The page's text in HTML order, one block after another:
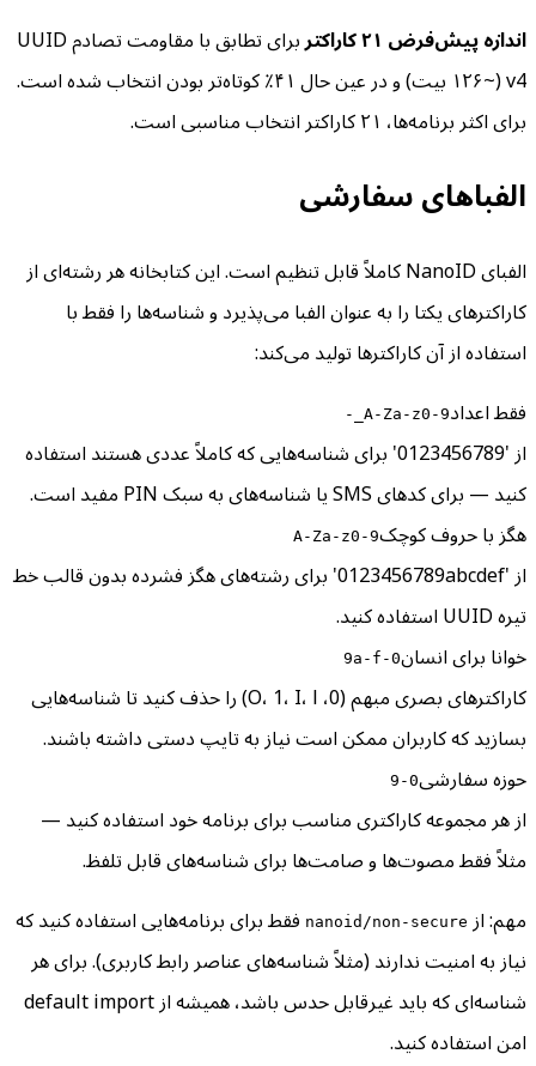
اندازه پیش‌فرض ۲۱ کاراکتر
برای تطابق با مقاومت تصادم UUID
v4 (~۱۲۶ بیت) و در عین حال ۴۱٪ کوتاه‌تر بودن انتخاب شده است.
برای اکثر برنامه‌ها، ۲۱ کاراکتر انتخاب مناسبی است.
الفباهای سفارشی
الفبای NanoID کاملاً قابل تنظیم است. این کتابخانه هر رشته‌ای از
کاراکترهای یکتا را به عنوان الفبا می‌پذیرد و شناسه‌ها را فقط با
استفاده از آن کاراکترها تولید می‌کند:
فقط اعدادA-Za-z0-9_-
از '0123456789' برای شناسه‌هایی که کاملاً عددی هستند استفاده
کنید — برای کدهای SMS یا شناسه‌های به سبک PIN مفید است.
هگز با حروف کوچکA-Za-z0-9
از '0123456789abcdef' برای رشته‌های هگز فشرده بدون قالب خط
تیره UUID استفاده کنید.
خوانا برای انسان0-9a-f
کاراکترهای بصری مبهم (0، O، 1، I، l) را حذف کنید تا شناسه‌هایی
بسازید که کاربران ممکن است نیاز به تایپ دستی داشته باشند.
حوزه سفارشی0-9
از هر مجموعه کاراکتری مناسب برای برنامه خود استفاده کنید —
مثلاً فقط مصوت‌ها و صامت‌ها برای شناسه‌های قابل تلفظ.
مهم: از nanoid/non-secure فقط برای برنامه‌هایی استفاده کنید که
نیاز به امنیت ندارند (مثلاً شناسه‌های عناصر رابط کاربری). برای هر
شناسه‌ای که باید غیرقابل حدس باشد، همیشه از default import
امن استفاده کنید.